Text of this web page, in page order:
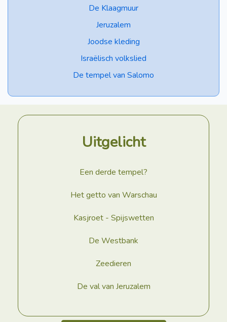
De Klaagmuur
Jeruzalem
Joodse kleding
Israëlisch volkslied
De tempel van Salomo
Uitgelicht
Een derde tempel?
Het getto van Warschau
Kasjroet - Spijswetten
De Westbank
Zeedieren
De val van Jeruzalem